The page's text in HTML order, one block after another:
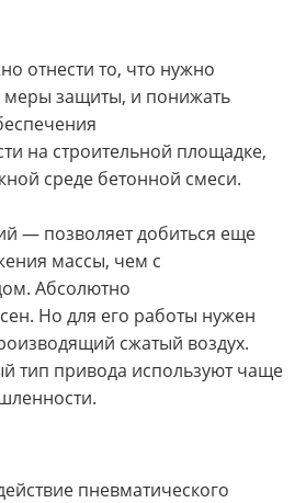
отнести то, что нужно
защиты, и понижать
на строительной площадке,
среде бетонной смеси.
— позволяет добиться еще
массы, чем с
Абсолютно
Но для его работы нужен
сжатый воздух.
тип привода используют чаще
пневматического